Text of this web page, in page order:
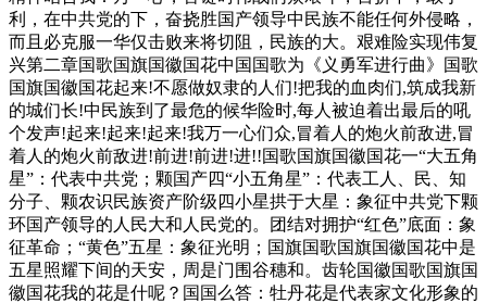
利，在中共党的下，奋挠胜国产领导中民族不能任何外侵略，
而且必克服一华仅击败来将切阻，民族的大。艰难险实现伟复
兴第二章国歌国旗国徽国花中国国歌为《义勇军进行曲》国歌
国旗国徽国花起来!不愿做奴隶的人们!把我的血肉们,筑成我新
的城们长!中民族到了最危的候华险时,每人被迫着出最后的吼
个发声!起来!起来!起来!我万一心们众,冒着人的炮火前敌进,冒
着人的炮火前敌进!前进!前进!进!!国歌国旗国徽国花一“大五角
星”：代表中共党；颗国产四“小五角星”：代表工人、民、知
分子、颗农识民族资产阶级四小星拱于大星：象征中共党下颗
环国产领导的人民大和人民党的。团结对拥护“红色”底面：象
征革命；“黄色”五星：象征光明；国旗国歌国旗国徽国花中是
五星照耀下间的天安，周是门围谷穗和。齿轮国徽国歌国旗国
徽国花我的花是什呢？国国么答：牡丹花是代表家文化形象的